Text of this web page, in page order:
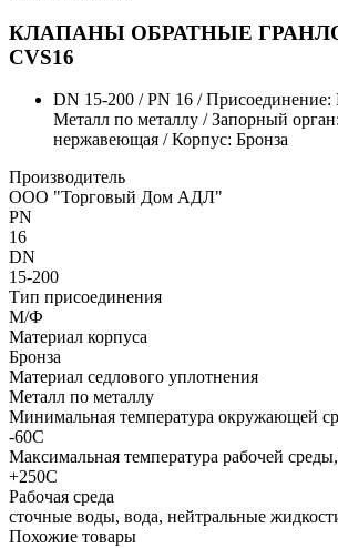
КЛАПАНЫ ОБРАТНЫЕ
CVS16
DN 15-200 / PN 16 /
Металл по металлу / Запорный
нержавеющая / Корпус: Бронза
Производитель
ООО "Торговый Дом АДЛ"
PN
16
DN
15-200
Тип присоединения
М/Ф
Материал корпуса
Бронза
Материал седлового уплотнения
Металл по металлу
Минимальная температура окружающей
-60С
Максимальная температура рабочей
+250С
Рабочая среда
сточные воды, вода, нейтральные
Похожие товары